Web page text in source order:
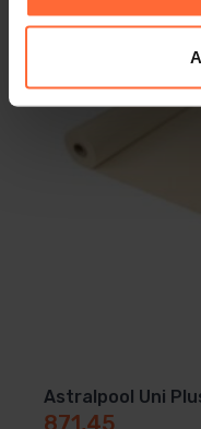
Astralpool Uni